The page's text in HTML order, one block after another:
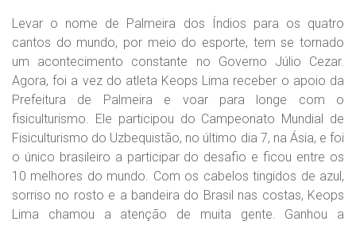
Levar o nome de Palmeira dos Índios para os quatro
cantos do mundo, por meio do esporte, tem se tornado
um acontecimento constante no Governo Júlio Cezar.
Agora, foi a vez do atleta Keops Lima receber o apoio da
Prefeitura de Palmeira e voar para longe com o
fisiculturismo. Ele participou do Campeonato Mundial de
Fisiculturismo do Uzbequistão, no último dia 7, na Ásia, e foi
o único brasileiro a participar do desafio e ficou entre os
10 melhores do mundo. Com os cabelos tingidos de azul,
sorriso no rosto e a bandeira do Brasil nas costas, Keops
Lima chamou a atenção de muita gente. Ganhou a